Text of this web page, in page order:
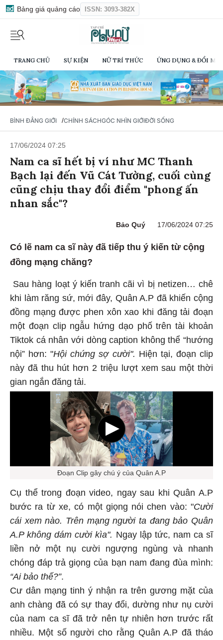
Bảng giá quảng cáo ISSN: 3093-382X
TRANG CHỦ SỰ KIỆN NỮ TRÍ THỨC ỨNG DỤNG & ĐỔI
BÌNH ĐẲNG GIỚI /CHÍNH SÁCHGÓC NHÌN GIỚIĐỜI SỐNG
17/06/2024 07:25
Nam ca sĩ hết bị ví như MC Thanh
Bạch lại đến Vũ Cát Tường, cuối cùng
cũng chịu thay đổi điểm "phong ấn
nhan sắc"?
Bảo Quý 17/06/2024 07:25
Có lẽ nam ca sĩ này đã tiếp thu ý kiến từ cộng
đồng mạng chăng?
Sau hàng loạt ý kiến tranh cãi vì bị netizen… chê
khi làm răng sứ, mới đây, Quân A.P đã khiến cộng
đồng mạng được phen xôn xao khi đăng tải đoạn
một đoạn clip ngẫu hứng dạo phố trên tài khoản
Tiktok cá nhân với dòng caption không thể “hướng
nội” hơn: "Hội chứng sợ cười". Hiện tại, đoạn clip
này đã thu hút hơn 2 triệu lượt xem sau một thời
gian ngắn đăng tải.
Đoạn Clip gây chú ý của Quân A.P
Cụ thể trong đoạn video, ngay sau khi Quân A.P
bước ra từ xe, có một giọng nói chen vào: "Cười
cái xem nào. Trên mạng người ta đang bảo Quân
A.P không dám cười kìa". Ngay lập tức, nam ca sĩ
liền nở một nụ cười ngượng ngùng và nhanh
chóng đáp trả giọng của bạn nam đang đùa mình:
“Ai bảo thế?”.
Cư dân mạng tinh ý nhận ra trên gương mặt của
anh chàng đã có sự thay đổi, dường như nụ cười
của nam ca sĩ đã trở nên tự nhiên hơn trước rất
nhiều. Một số người cho rằng Quân A.P đã tháo